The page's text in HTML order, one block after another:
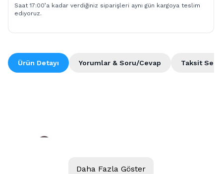
Saat 17:00’a kadar verdiğiniz siparişleri aynı gün kargoya teslim
ediyoruz.
Ürün Detayı Taksit
Yorumlar & Soru/Cevap
Daha Fazla Göster